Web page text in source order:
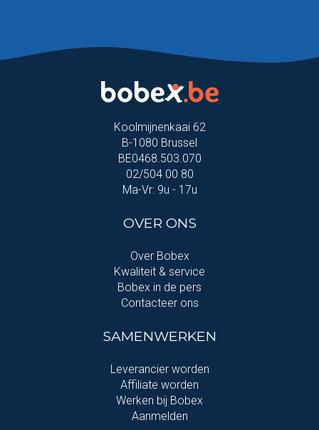
Koolmijnenkaai 62
B-1080 Brussel
BE0468.503.070
02/504 00 80
Ma-Vr: 9u - 17u
OVER ONS
Over Bobex
Kwaliteit & service
Bobex in de pers
Contacteer ons
SAMENWERKEN
Leverancier worden
Affiliate worden
Werken bij Bobex
Aanmelden